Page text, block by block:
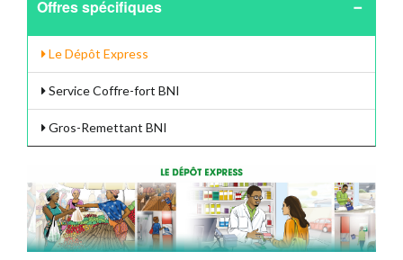
Offres spécifiques
Le Dépôt Express
Service Coffre-fort BNI
Gros-Remettant BNI